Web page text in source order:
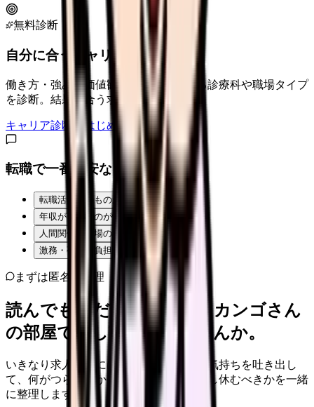
無料診断
自分に合うキャリアタイプは？
働き方・強み・価値観から、向いている診療科や職場タイプ
を診断。結果に合う求人も表示。
キャリア診断をはじめる
転職で一番不安なことは？
転職活動そのものが不安
年収が下がるのが怖い
人間関係・職場の雰囲気
激務・夜勤の負担
まずは匿名で整理
読んでもまだ苦しいなら、カンゴさん
の部屋で少し話してみませんか。
いきなり求人相談には進みません。今の気持ちを吐き出し
て、何がつらいのか、辞めるべきか、少し休むべきかを一緒
に整理します。